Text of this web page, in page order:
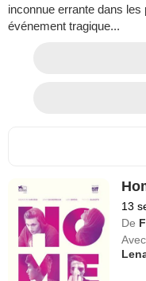
inconnue errante dans
événement tragique...
13
De
Avec